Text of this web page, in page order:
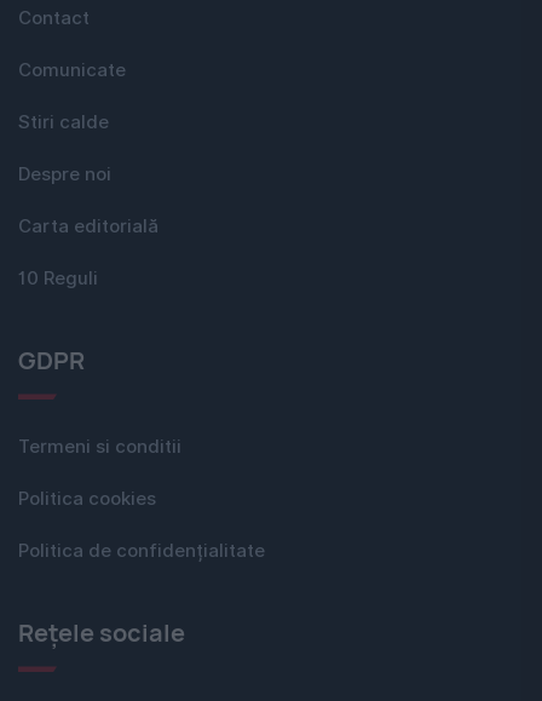
Contact
Comunicate
Stiri calde
Despre noi
Carta editorială
10 Reguli
GDPR
Termeni si conditii
Politica cookies
Politica de confidențialitate
Rețele sociale